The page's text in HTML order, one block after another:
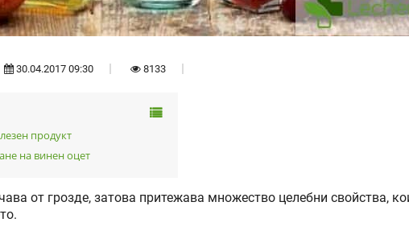
30.04.2017 09:30 8133
продукт
на винен оцет
от грозде, затова притежава множество целебни свойства,